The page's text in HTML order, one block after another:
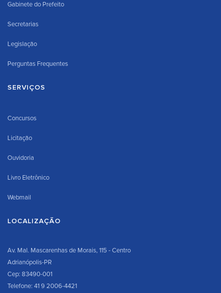
Gabinete do Prefeito
Secretarias
Legislação
Perguntas Frequentes
SERVIÇOS
Concursos
Licitação
Ouvidoria
Livro Eletrônico
Webmail
LOCALIZAÇÃO
Av. Mal. Mascarenhas de Morais, 115 - Centro
Adrianópolis-PR
Cep: 83490-001
Telefone: 41 9 2006-4421